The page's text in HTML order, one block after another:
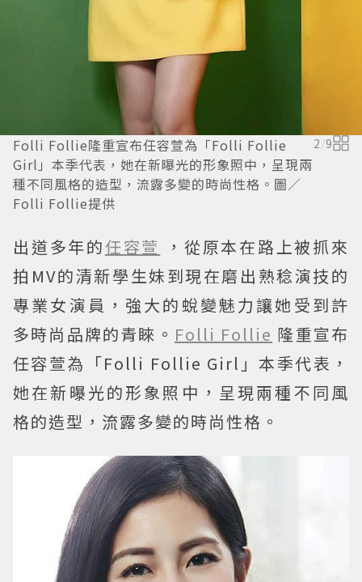
Folli Follie隆重宣布任容萱為「Folli Follie
Girl」本季代表，她在新曝光的形象照中，呈現兩
種不同風格的造型，流露多變的時尚性格。圖／
Folli Follie提供
2/9
出道多年的任容萱
，從原本在路上被抓來
拍MV的清新學生妹到現在磨出熟稔演技的
專業女演員，強大的蛻變魅力讓她受到許
多時尚品牌的青睞。 Folli Follie 隆重宣布
任容萱為「Folli Follie Girl」本季代表，
她在新曝光的形象照中，呈現兩種不同風
格的造型，流露多變的時尚性格。